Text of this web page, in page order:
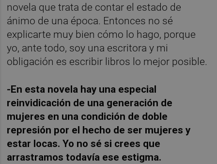
novela que trata de contar el estado de
ánimo de una época. Entonces no sé
explicarte muy bien cómo lo hago, porque
yo, ante todo, soy una escritora y mi
obligación es escribir libros lo mejor posible.
-En esta novela hay una especial
reinvidicación de una generación de
mujeres en una condición de doble
represión por el hecho de ser mujeres y
estar locas. Yo no sé si crees que
arrastramos todavía ese estigma.